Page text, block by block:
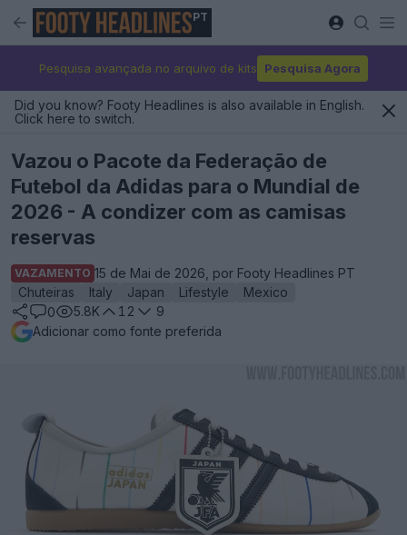
PT
Pesquisa avançada no arquivo de kits Pesquisa Agora
Did you know? Footy Headlines is also available in English.
Click here to switch.
Vazou o Pacote da Federação de
Futebol da Adidas para o Mundial de
2026 - A condizer com as camisas
reservas
VAZAMENTO 15 de Mai de 2026, por Footy Headlines PT
Chuteiras
Italy Japan Lifestyle
Mexico
0
5.8K 12
9
Adicionar como fonte preferida